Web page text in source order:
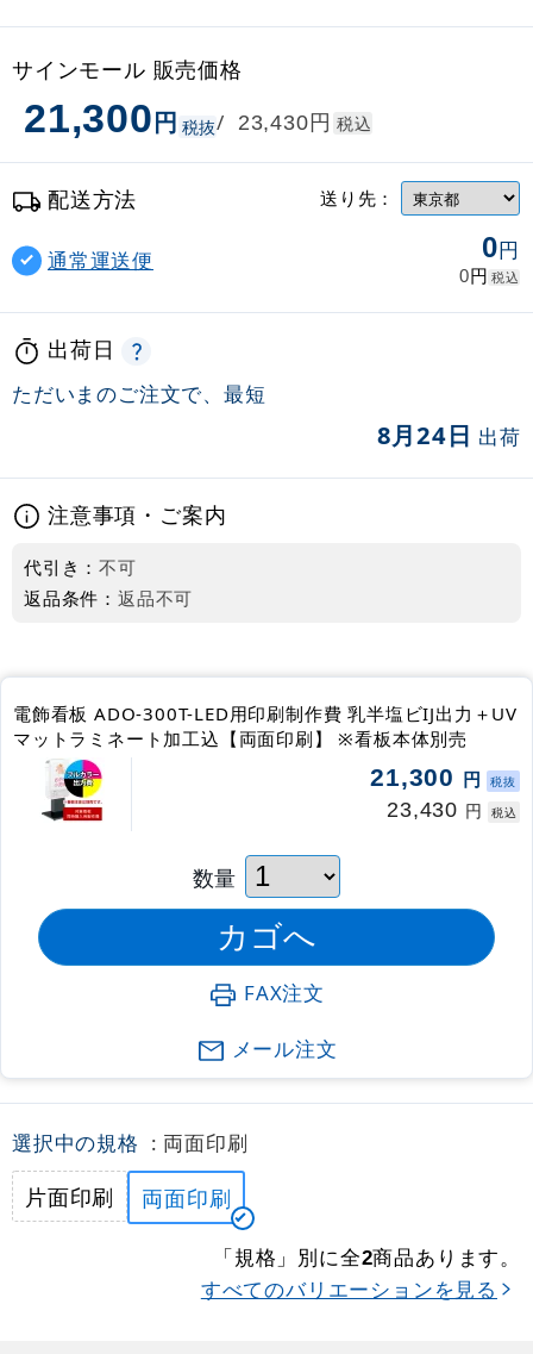
サインモール 販売価格
21,300円 税抜/ 23,430円 税込
配送方法 送り先：
通常運送便 0円
0円 税込
出荷日
ただいまのご注文で、最短
8月24日 出荷
注意事項・ご案内
代引き：不可
返品条件： 返品不可
電飾看板 ADO-300T-LED用印刷制作費 乳半塩ビIJ出力＋UV
マットラミネート加工込【両面印刷】 ※看板本体別売
21,300 円 税抜
23,430 円 税込
数量
FAX注文
メール注文
選択中の規格 : 両面印刷
片面印刷 両面印刷
「規格」別に全2商品あります。
すべてのバリエーションを見る